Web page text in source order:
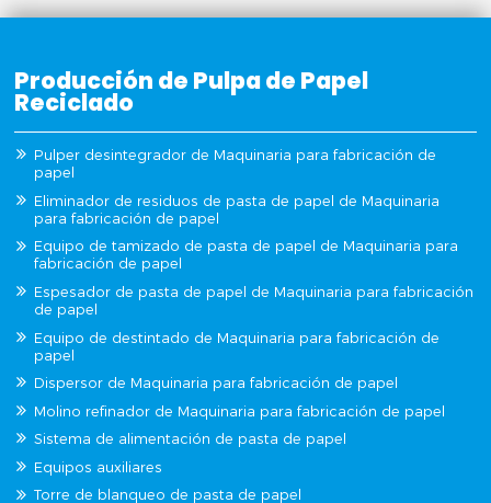
Producción de Pulpa de Papel
Reciclado
Pulper desintegrador de Maquinaria para fabricación de
papel
Eliminador de residuos de pasta de papel de Maquinaria
para fabricación de papel
Equipo de tamizado de pasta de papel de Maquinaria para
fabricación de papel
Espesador de pasta de papel de Maquinaria para fabricación
de papel
Equipo de destintado de Maquinaria para fabricación de
papel
Dispersor de Maquinaria para fabricación de papel
Molino refinador de Maquinaria para fabricación de papel
Sistema de alimentación de pasta de papel
Equipos auxiliares
Torre de blanqueo de pasta de papel